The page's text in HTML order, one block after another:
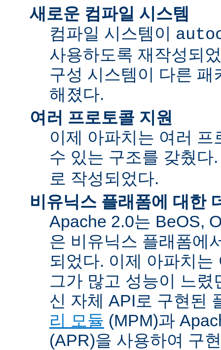
새로운 컴파일 시스템
컴파일 시스템이
사용하도록 재작성되
구성 시스템이 다른 패
해졌다.
여러 프로토콜 지원
이제 아파치는 여러
수 있는 구조를 갖췄
로 작성되었다.
비유닉스 플래폼에 대한
Apache 2.0는 BeOS,
은 비유닉스 플래폼에
되었다. 이제 아파치
그가 많고 성능이 느
신 자체 API로 구현된
리 모듈 (MPM)과
(APR)을 사용하여 구